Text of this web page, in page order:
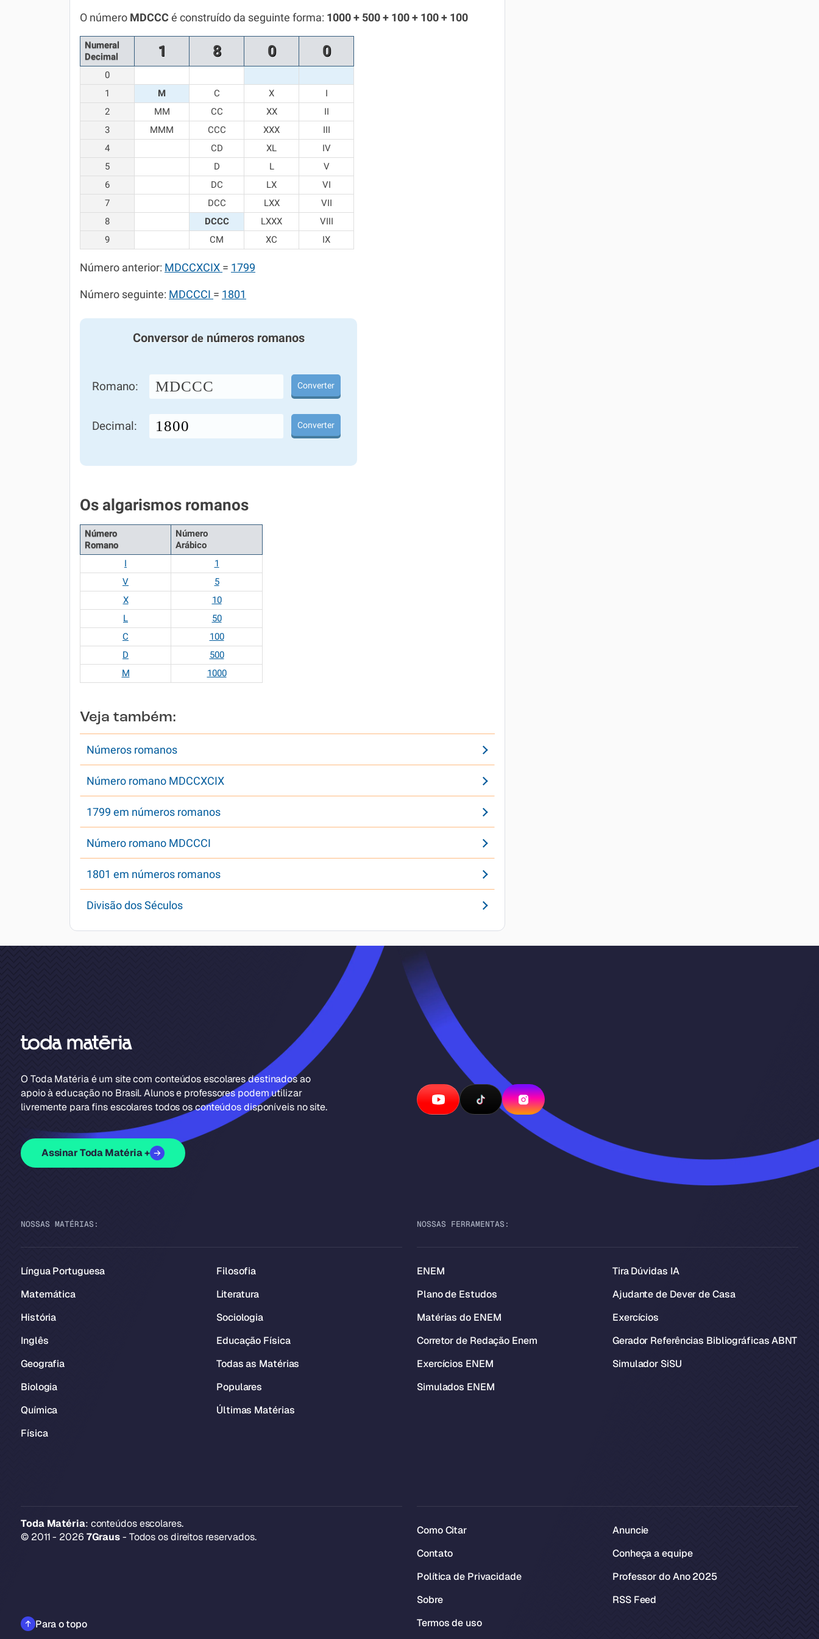
Química
Todos os Exercícios
O número MDCCC é construído da seguinte forma: 1000 + 500 + 100 + 100 + 100
Numeral
Decimal
1 8 0 0
0
1
M C X
I
2
MM CC XX
II
3
MMM CCC XXX
III
4
CD XL
IV
5
D L
V
6
DC LX
VI
7
DCC LXX
VII
8
DCCC LXXX
VIII
9
CM XC IX
Número anterior: MDCCXCIX = 1799
Número seguinte: MDCCCI = 1801
Conversor denúmeros romanos
Romano: MDCCC Converter
Decimal: Converter
Os algarismos romanos
Número
Romano
Número
Arábico
I
1
V
5
X
10
L
50
C
100
D
500
M
1000
Veja também:
Números romanos
Número romano MDCCXCIX
1799 em números romanos
Número romano MDCCCI
1801 em números romanos
Divisão dos Séculos
O Toda Matéria é um site com conteúdos escolares destinados ao
apoio à educação no Brasil. Alunos e professores podem utilizar
livremente para fins escolares todos os conteúdos disponíveis no site.
Assinar Toda Matéria +
NOSSAS MATÉRIAS:
Língua Portuguesa
Matemática
História
Inglês
Geografia
Biologia
Química
Física
Filosofia
Literatura
Sociologia
Educação Física
Todas as Matérias
Populares
Últimas Matérias
NOSSAS FERRAMENTAS:
ENEM
Plano de Estudos
Matérias do ENEM
Corretor de Redação Enem
Exercícios ENEM
Simulados ENEM
Tira Dúvidas IA
Ajudante de Dever de Casa
Exercícios
Gerador Referências Bibliográficas ABNT
Simulador SiSU
Toda Matéria: conteúdos escolares.
© 2011 - 2026 7Graus- Todos os direitos reservados.
Para o topo
Como Citar
Contato
Política de Privacidade
Sobre
Termos de uso
Anuncie
Conheça a equipe
Professor do Ano 2025
RSS Feed